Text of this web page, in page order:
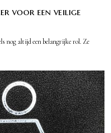
voor een veilige
nog altijd een belangrijke rol. Ze